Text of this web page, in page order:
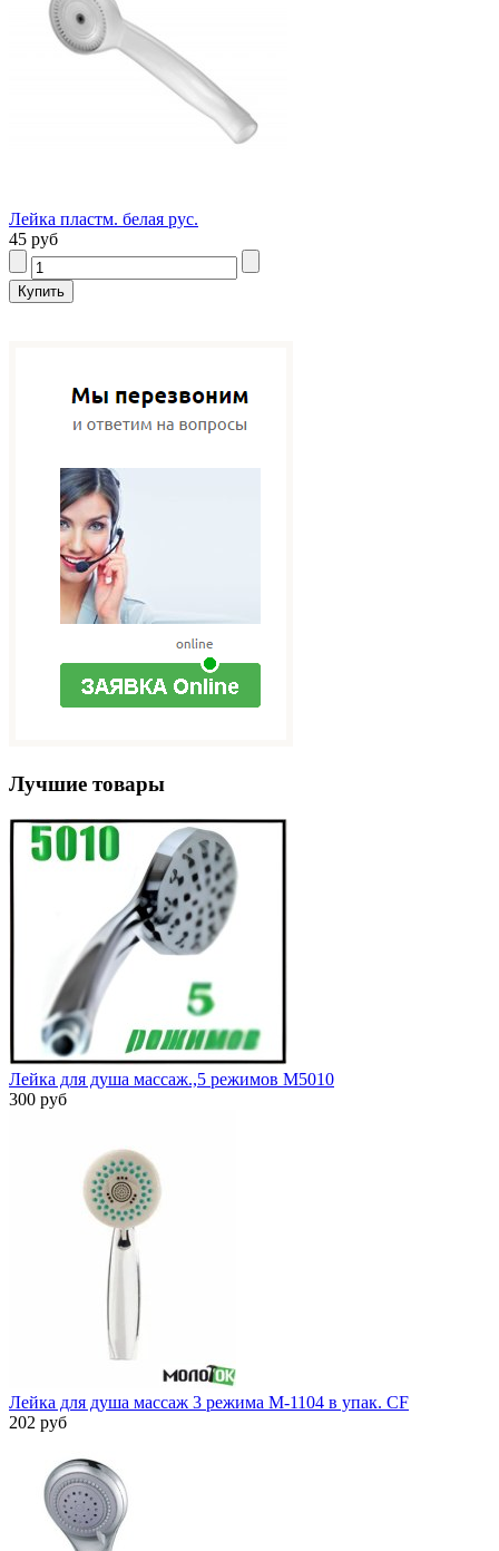
Лейка пластм. белая рус.
45 руб
Лучшие товары
Лейка для душа массаж.,5 режимов М5010
300 руб
Лейка для душа массаж 3 режима M-1104 в упак. СF
202 руб